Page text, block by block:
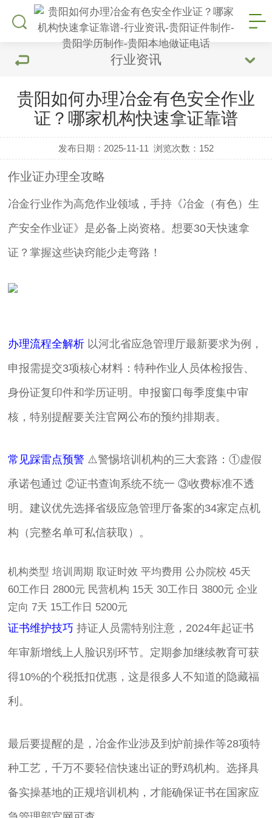
行业资讯
贵阳如何办理冶金有色安全作业
证？哪家机构快速拿证靠谱
发布日期：2025-11-11 浏览次数： 152
作业证办理全攻略
冶金行业作为高危作业领域，手持《冶金（有色）生
产安全作业证》是必备上岗资格。想要30天快速拿
证？掌握这些诀窍能少走弯路！
办理流程全解析 以河北省应急管理厅最新要求为例，
申报需提交3项核心材料：特种作业人员体检报告、
身份证复印件和学历证明。申报窗口每季度集中审
核，特别提醒要关注官网公布的预约排期表。
常见踩雷点预警 ⚠️警惕培训机构的三大套路：①虚假
承诺包通过 ②证书查询系统不统一 ③收费标准不透
明。建议优先选择省级应急管理厅备案的34家定点机
构（完整名单可私信获取）。
机构类型 培训周期 取证时效 平均费用 公办院校 45天
60工作日 2800元 民营机构 15天 30工作日 3800元 企业
定向 7天 15工作日 5200元
证书维护技巧 持证人员需特别注意，2024年起证书
年审新增线上人脸识别环节。定期参加继续教育可获
得10%的个税抵扣优惠，这是很多人不知道的隐藏福
利。
最后要提醒的是，冶金作业涉及到炉前操作等28项特
种工艺，千万不要轻信快速出证的野鸡机构。选择具
备实操基地的正规培训机构，才能确保证书在国家应